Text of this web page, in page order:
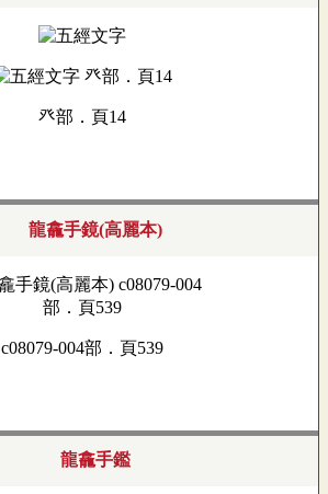
癶部．頁14
龍龕手鏡(高麗本)
c08079-004部．頁539
龍龕手鑑